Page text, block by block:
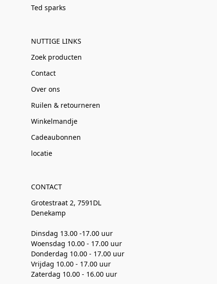
Ted sparks
NUTTIGE LINKS
Zoek producten
Contact
Over ons
Ruilen & retourneren
Winkelmandje
Cadeaubonnen
locatie
CONTACT
Grotestraat 2, 7591DL
Denekamp
Dinsdag 13.00 -17.00 uur
Woensdag 10.00 - 17.00 uur
Donderdag 10.00 - 17.00 uur
Vrijdag 10.00 - 17.00 uur
Zaterdag 10.00 - 16.00 uur